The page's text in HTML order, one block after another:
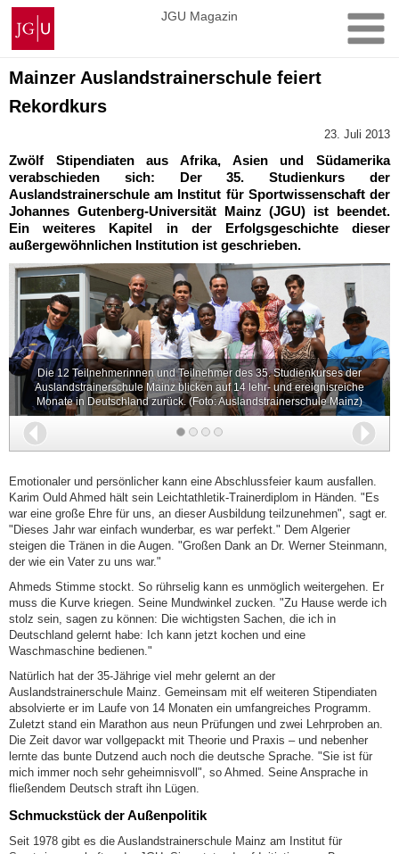
Zum
Inhalt
springen
Johannes
Gutenberg-
Universität
Mainz
JGU Magazin
Mainzer Auslandstrainerschule feiert
Rekordkurs
23. Juli 2013
Zwölf Stipendiaten aus Afrika, Asien und Südamerika
verabschieden sich: Der 35. Studienkurs der
Auslandstrainerschule am Institut für Sportwissenschaft der
Johannes Gutenberg-Universität Mainz (JGU) ist beendet.
Ein weiteres Kapitel in der Erfolgsgeschichte dieser
außergewöhnlichen Institution ist geschrieben.
Die 12 Teilnehmerinnen und Teilnehmer des 35. Studienkurses der
Auslandstrainerschule Mainz blicken auf 14 lehr- und ereignisreiche
Monate in Deutschland zurück. (Foto: Auslandstrainerschule Mainz)
Zurück
Emotionaler und persönlicher kann eine Abschlussfeier kaum ausfallen.
Karim Ould Ahmed hält sein Leichtathletik-Trainerdiplom in Händen. "Es
war eine große Ehre für uns, an dieser Ausbildung teilzunehmen", sagt er.
"Dieses Jahr war einfach wunderbar, es war perfekt." Dem Algerier
steigen die Tränen in die Augen. "Großen Dank an Dr. Werner Steinmann,
der wie ein Vater zu uns war."
Ahmeds Stimme stockt. So rührselig kann es unmöglich weitergehen. Er
muss die Kurve kriegen. Seine Mundwinkel zucken. "Zu Hause werde ich
stolz sein, sagen zu können: Die wichtigsten Sachen, die ich in
Deutschland gelernt habe: Ich kann jetzt kochen und eine
Waschmaschine bedienen."
Natürlich hat der 35-Jährige viel mehr gelernt an der
Auslandstrainerschule Mainz. Gemeinsam mit elf weiteren Stipendiaten
absolvierte er im Laufe von 14 Monaten ein umfangreiches Programm.
Zuletzt stand ein Marathon aus neun Prüfungen und zwei Lehrproben an.
Die Zeit davor war vollgepackt mit Theorie und Praxis – und nebenher
lernte das bunte Dutzend auch noch die deutsche Sprache. "Sie ist für
mich immer noch sehr geheimnisvoll", so Ahmed. Seine Ansprache in
fließendem Deutsch straft ihn Lügen.
Schmuckstück der Außenpolitik
Seit 1978 gibt es die Auslandstrainerschule Mainz am Institut für